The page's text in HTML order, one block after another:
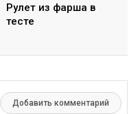
Рулет из фарша в
тесте
Добавить комментарий